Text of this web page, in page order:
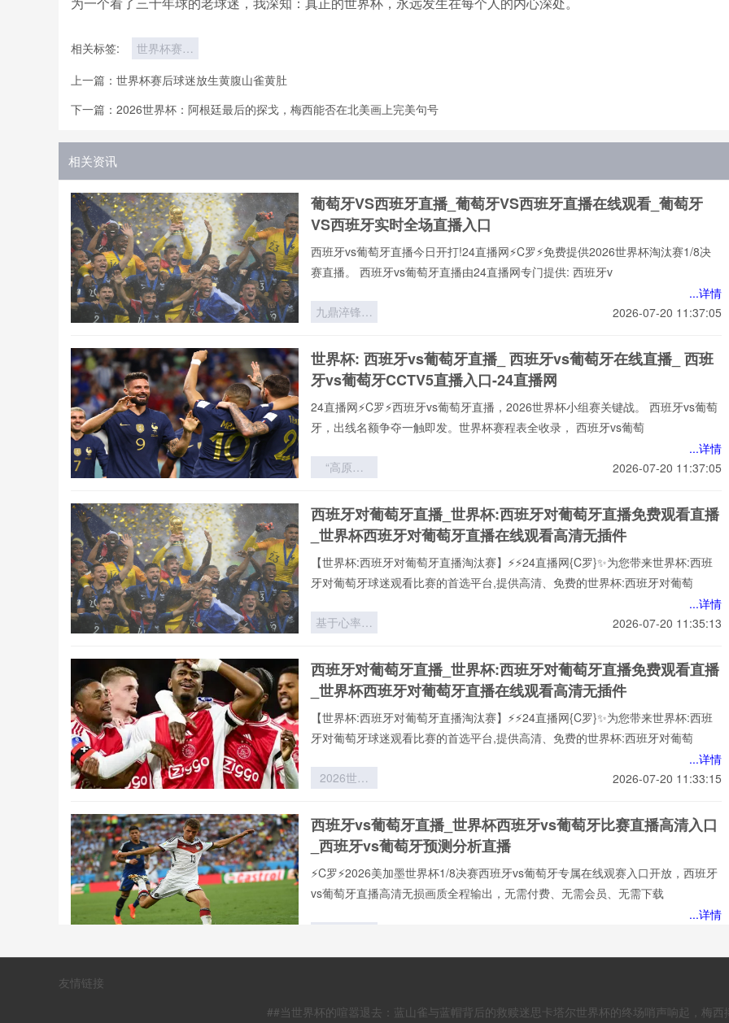
相关标签:
世界杯赛后
山雀蓝帽
上一篇： 世界杯赛后球迷放生黄腹山雀黄肚
下一篇： 2026世界杯：阿根廷最后的探戈，梅西能否在北美画上完美句号
相关资讯
葡萄牙VS西班牙直播_葡萄牙VS西班牙直播在线观看_葡萄牙
VS西班牙实时全场直播入口
西班牙vs葡萄牙直播今日开打!24直播网⚡️C罗⚡️免费提供2026世界杯淘汰赛1/8决
赛直播。 西班牙vs葡萄牙直播由24直播网专门提供: 西班牙v
...详情
九鼎淬锋：
法则
2026-07-20 11:37:05
世界杯: 西班牙vs葡萄牙直播_ 西班牙vs葡萄牙在线直播_ 西班
牙vs葡萄牙CCTV5直播入口-24直播网
24直播网⚡️C罗⚡️西班牙vs葡萄牙直播，2026世界杯小组赛关键战。 西班牙vs葡萄
牙，出线名额争夺一触即发。世界杯赛程表全收录， 西班牙vs葡萄
...详情
“高原主
估的制胜变
量”
2026-07-20 11:37:05
西班牙对葡萄牙直播_世界杯:西班牙对葡萄牙直播免费观看直播
_世界杯西班牙对葡萄牙直播在线观看高清无插件
【世界杯:西班牙对葡萄牙直播淘汰赛】⚡⚡24直播网{C罗}✨为您带来世界杯:西班
牙对葡萄牙球迷观看比赛的首选平台,提供高清、免费的世界杯:西班牙对葡萄
...详情
基于心率变
动态建模研
究——以
杯为应用场
景
2026-07-20 11:35:13
西班牙对葡萄牙直播_世界杯:西班牙对葡萄牙直播免费观看直播
_世界杯西班牙对葡萄牙直播在线观看高清无插件
【世界杯:西班牙对葡萄牙直播淘汰赛】⚡⚡24直播网{C罗}✨为您带来世界杯:西班
牙对葡萄牙球迷观看比赛的首选平台,提供高清、免费的世界杯:西班牙对葡萄
...详情
2026世界
跑动热区数
据重构全解
2026-07-20 11:33:15
西班牙vs葡萄牙直播_世界杯西班牙vs葡萄牙比赛直播高清入口
_西班牙vs葡萄牙预测分析直播
⚡️C罗⚡️2026美加墨世界杯1/8决赛西班牙vs葡萄牙专属在线观赛入口开放，西班牙
vs葡萄牙直播高清无损画质全程输出，无需付费、无需会员、无需下载
...详情
变推演”**
友情链接
##当世界杯的喧嚣退去：蓝山雀与蓝帽背后的救赎迷思卡塔尔世界杯的终场哨声响起，梅西